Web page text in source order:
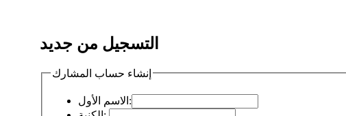
التسجيل من جديد
إنشاء حساب المشارك
الاسم الأول: